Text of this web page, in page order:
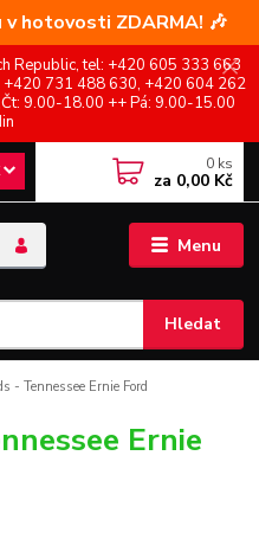
hotovosti ZDARMA! 🎶
Republic, tel: +420 605 333 663
731 488 630, +420 604 262
9.00-18.00 ++ Pá: 9.00-15.00
Menu
Hledat
0 ks
za 0,00 Kč
- Tennessee Ernie Ford
Ernie